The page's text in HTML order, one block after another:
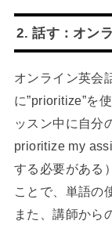
2. 話す：オン
オンライン英会
に”prioritize”を
ッスン中に自分
prioritize my
する必要がある
ことで、単語の
また、講師から